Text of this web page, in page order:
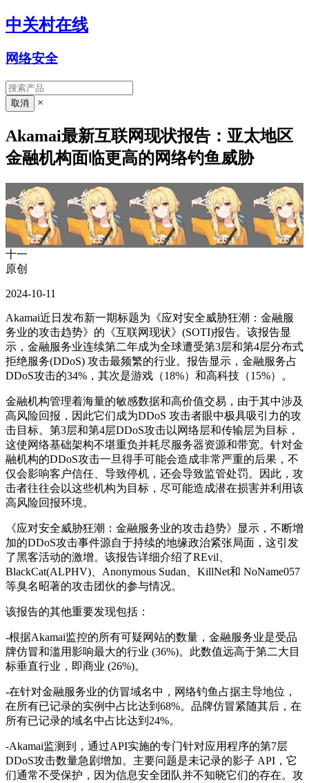
中关村在线
网络安全
×
Akamai最新互联网现状报告：亚太地区
金融机构面临更高的网络钓鱼威胁
十一
原创
2024-10-11
Akamai近日发布新一期标题为《应对安全威胁狂潮：金融服
务业的攻击趋势》的《互联网现状》(SOTI)报告。该报告显
示，金融服务业连续第二年成为全球遭受第3层和第4层分布式
拒绝服务(DDoS) 攻击最频繁的行业。报告显示，金融服务占
DDoS攻击的34%，其次是游戏（18%）和高科技（15%）。
金融机构管理着海量的敏感数据和高价值交易，由于其中涉及
高风险回报，因此它们成为DDoS 攻击者眼中极具吸引力的攻
击目标。第3层和第4层DDoS攻击以网络层和传输层为目标，
这使网络基础架构不堪重负并耗尽服务器资源和带宽。针对金
融机构的DDoS攻击一旦得手可能会造成非常严重的后果，不
仅会影响客户信任、导致停机，还会导致监管处罚。因此，攻
击者往往会以这些机构为目标，尽可能造成潜在损害并利用该
高风险回报环境。
《应对安全威胁狂潮：金融服务业的攻击趋势》显示，不断增
加的DDoS攻击事件源自于持续的地缘政治紧张局面，这引发
了黑客活动的激增。该报告详细介绍了REvil、
BlackCat(ALPHV)、Anonymous Sudan、KillNet和 NoName057
等臭名昭著的攻击团伙的参与情况。
该报告的其他重要发现包括：
-根据Akamai监控的所有可疑网站的数量，金融服务业是受品
牌仿冒和滥用影响最大的行业 (36%)。此数值远高于第二大目
标垂直行业，即商业 (26%)。
-在针对金融服务业的仿冒域名中，网络钓鱼占据主导地位，
在所有已记录的实例中占比达到68%。品牌仿冒紧随其后，在
所有已记录的域名中占比达到24%。
-Akamai监测到，通过API实施的专门针对应用程序的第7层
DDoS攻击数量急剧增加。主要问题是未记录的影子 API，它
们通常不受保护，因为信息安全团队并不知晓它们的存在。攻